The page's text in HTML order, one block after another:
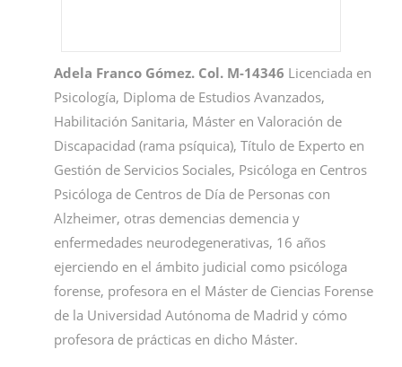
Adela Franco Gómez. Col. M-14346 Licenciada en
Psicología, Diploma de Estudios Avanzados,
Habilitación Sanitaria, Máster en Valoración de
Discapacidad (rama psíquica), Título de Experto en
Gestión de Servicios Sociales, Psicóloga en Centros
Psicóloga de Centros de Día de Personas con
Alzheimer, otras demencias demencia y
enfermedades neurodegenerativas, 16 años
ejerciendo en el ámbito judicial como psicóloga
forense, profesora en el Máster de Ciencias Forense
de la Universidad Autónoma de Madrid y cómo
profesora de prácticas en dicho Máster.